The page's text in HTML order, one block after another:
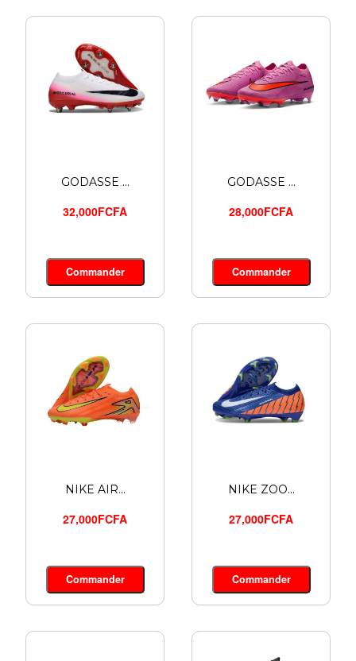
GODASSE ...
32,000FCFA
Commander
GODASSE ...
28,000FCFA
Commander
NIKE AIR...
27,000FCFA
Commander
NIKE ZOO...
27,000FCFA
Commander